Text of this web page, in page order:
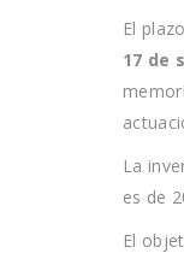
El
17 de
La
es de
El